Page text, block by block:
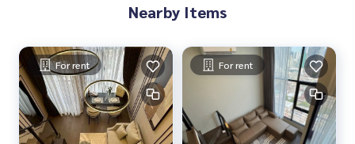
Nearby Items
For rent For rent